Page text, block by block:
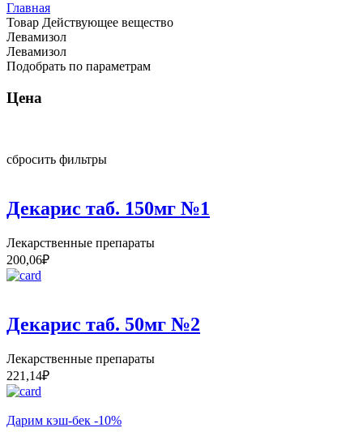
Главная
Товар Действующее вещество
Левамизол
Левамизол
Подобрать по параметрам
Цена
сбросить фильтры
Декарис таб. 150мг №1
Лекарственные препараты
200,06₽
Декарис таб. 50мг №2
Лекарственные препараты
221,14₽
Дарим кэш-бек -10%